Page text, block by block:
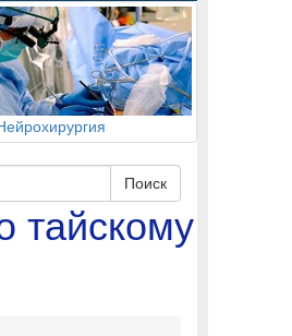
тайскому